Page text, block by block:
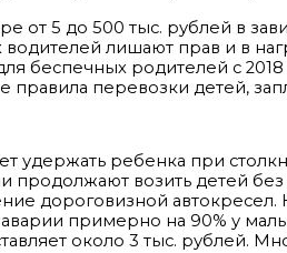
от 5 до 500 тыс. рублей в
лишают прав и в
беспечных родителей с 2018
перевозки детей,
удержать ребенка при
возить детей
дороговизной автокресел.
примерно на 90% у
около 3 тыс. рублей.